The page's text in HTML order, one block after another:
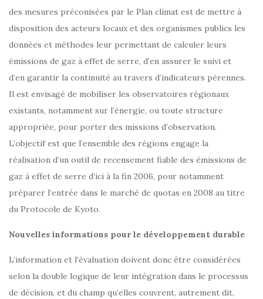
des mesures préconisées par le Plan climat est de mettre à
disposition des acteurs locaux et des organismes publics les
données et méthodes leur permettant de calculer leurs
émissions de gaz à effet de serre, d’en assurer le suivi et
d’en garantir la continuité au travers d’indicateurs pérennes.
Il est envisagé de mobiliser les observatoires régionaux
existants, notamment sur l’énergie, ou toute structure
appropriée, pour porter des missions d’observation.
L’objectif est que l’ensemble des régions engage la
réalisation d’un outil de recensement fiable des émissions de
gaz à effet de serre d’ici à la fin 2006, pour notamment
préparer l’entrée dans le marché de quotas en 2008 au titre
du Protocole de Kyoto.
Nouvelles informations pour le développement durable
L’information et l’évaluation doivent donc être considérées
selon la double logique de leur intégration dans le processus
de décision, et du champ qu’elles couvrent, autrement dit,